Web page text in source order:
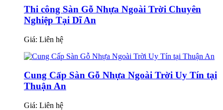
Thi công Sàn Gỗ Nhựa Ngoài Trời Chuyên
Nghiệp Tại Dĩ An
Giá: Liên hệ
Cung Cấp Sàn Gỗ Nhựa Ngoài Trời Uy Tín tại
Thuận An
Giá: Liên hệ